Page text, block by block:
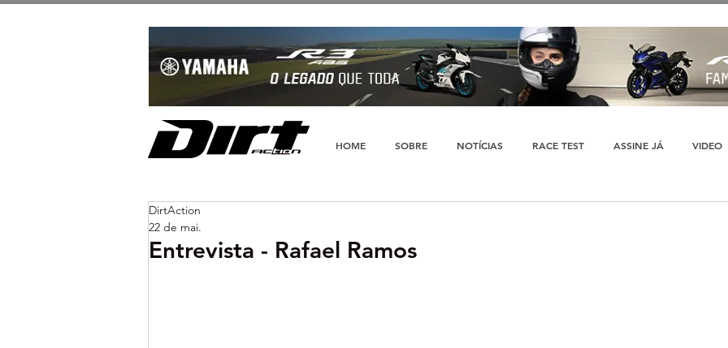
HOME SOBRE NOTÍCIAS RACE TEST ASSINE JÁ VIDEO
Entrevista - Rafael Ramos
DirtAction
22 de mai.